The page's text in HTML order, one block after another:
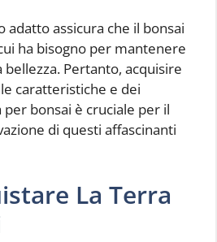
adatto assicura che il bonsai
ha bisogno per mantenere
bellezza. Pertanto, acquisire
caratteristiche e dei
bonsai è cruciale per il
di questi affascinanti
La Terra